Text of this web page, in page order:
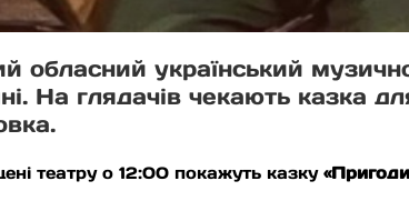
обласний український
На глядачів чекають казка
театру о 12:00 покажуть казку